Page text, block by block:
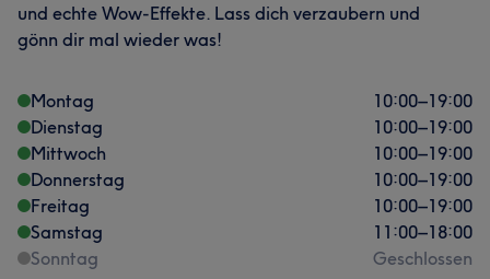
und echte Wow-Effekte. Lass dich verzaubern und
gönn dir mal wieder was!
Montag 10:00–19:00
Dienstag
10:00–19:00
Mittwoch
10:00–19:00
Donnerstag
10:00–19:00
Freitag
10:00–19:00
Samstag
11:00–18:00
Sonntag
Geschlossen